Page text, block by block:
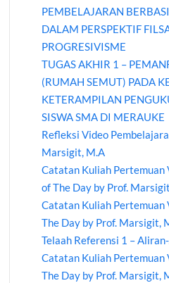
PEMBELAJARAN
DALAM PERSPEKTIF
PROGRESIVISME
TUGAS AKHIR 1 –
(RUMAH SEMUT) PADA
KETERAMPILAN
SISWA SMA DI MERAUKE
Refleksi Video
Marsigit, M.A
Catatan Kuliah
of The Day by Prof.
Catatan Kuliah Pertemuan
The Day by Prof. Marsigit,
Telaah Referensi 1 –
Catatan Kuliah Pertemuan
The Day by Prof. Marsigit,